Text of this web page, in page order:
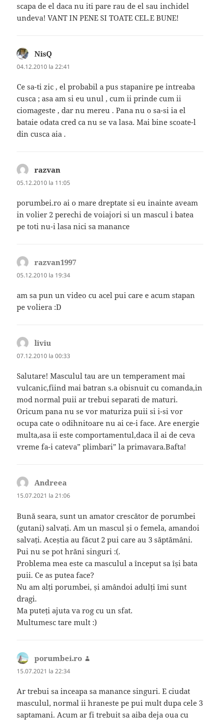
scapa de el daca nu iti pare rau de el sau inchidel
undeva! VANT IN PENE SI TOATE CEL.E BUNE!
NisQ
04.12.2010 la 22:41
Ce sa-ti zic , el probabil a pus stapanire pe intreaba
cusca ; asa am si eu unul , cum ii prinde cum ii
ciomageste , dar nu mereu . Pana nu o sa-si ia el
bataie odata cred ca nu se va lasa. Mai bine scoate-l
din cusca aia .
razvan
05.12.2010 la 11:05
porumbei.ro ai o mare dreptate si eu inainte aveam
in volier 2 perechi de voiajori si un mascul i batea
pe toti nu-i lasa nici sa manance
razvan1997
05.12.2010 la 19:34
am sa pun un video cu acel pui care e acum stapan
pe voliera :D
liviu
07.12.2010 la 00:33
Salutare! Masculul tau are un temperament mai
vulcanic,fiind mai batran s.a obisnuit cu comanda,in
mod normal puii ar trebui separati de maturi.
Oricum pana nu se vor maturiza puii si i-si vor
ocupa cate o odihnitoare nu ai ce-i face. Are energie
multa,asa ii este comportamentul,daca il ai de ceva
vreme fa-i cateva” plimbari” la primavara.Bafta!
Andreea
15.07.2021 la 21:06
Bună seara, sunt un amator crescător de porumbei
(gutani) salvați. Am un mascul și o femela, amandoi
salvați. Aceștia au făcut 2 pui care au 3 săptămâni.
Pui nu se pot hrăni singuri :(.
Problema mea este ca masculul a început sa își bata
puii. Ce as putea face?
Nu am alți porumbei, și amândoi adulți îmi sunt
dragi.
Ma puteți ajuta va rog cu un sfat.
Multumesc tare mult :)
porumbei.ro
15.07.2021 la 22:34
Ar trebui sa inceapa sa manance singuri. E ciudat
masculul, normal ii hraneste pe pui mult dupa cele 3
saptamani. Acum ar fi trebuit sa aiba deja oua cu